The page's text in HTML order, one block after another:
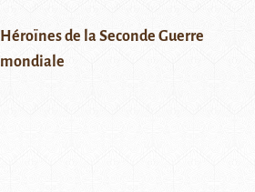
Héroïnes de la Seconde Guerre
mondiale